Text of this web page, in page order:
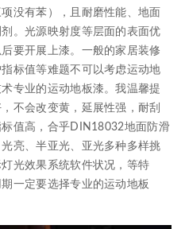
没有苯），且耐磨性能、地面
。光源映射度等层面的表面优
要开展上漆。一般的家居装修
标值等难题不可以考虑运动地
专业的运动地板漆。我温馨提
不会改变黄，延展性强，耐刮
值高，合乎DIN18032地面防滑
亮、半亚光、亚光多种多样挑
光效果系统软件状况，等特
一定要选择专业的运动地板